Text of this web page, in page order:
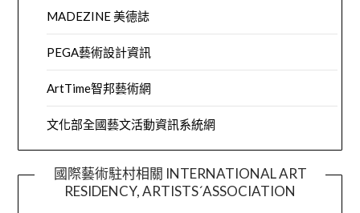
MADEZINE 美德誌
PEGA藝術設計資訊
ArtTime智邦藝術網
文化部全國藝文活動資訊系統網
國際藝術駐村相關 INTERNATIONAL ART
RESIDENCY, ARTISTS´ASSOCIATION